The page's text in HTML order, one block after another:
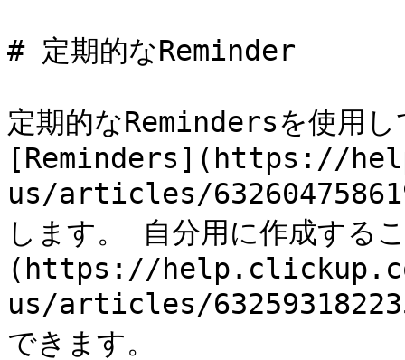
# 定期的なReminder
定期的なRemindersを使用
[Reminders](https://
us/articles/
します。 自分用に作成する
(https://
us/articles/
できます。